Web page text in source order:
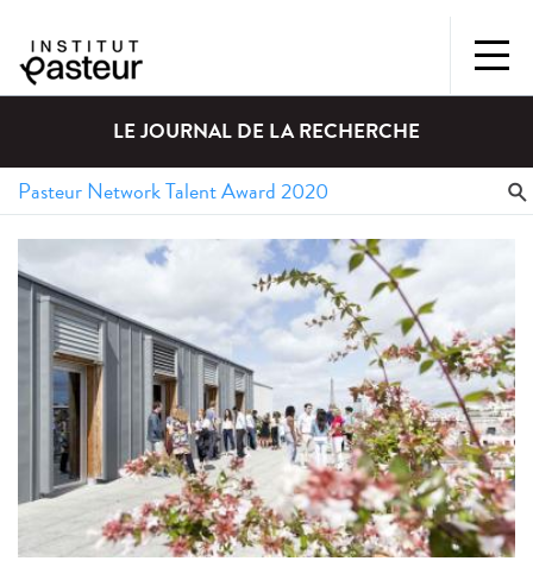
LE JOURNAL DE LA RECHERCHE